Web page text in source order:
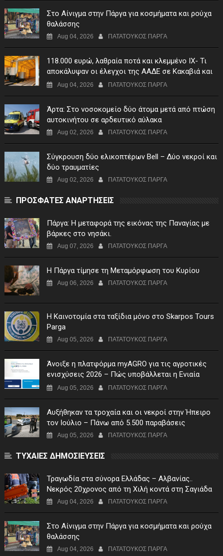
Στο Αίνιγμα στην Πάργα για κοσμήματα και ρούχα
θαλάσσης
Aug 04, 2026 ΠΑΤΑΤΟΥΚΟΣ ΠΑΡΓΑ
118.000 ευρώ, λαθραία ποτά και κλεμμένο ΙΧ- Τι
αποκάλυψαν οι έλεγχοι της ΑΑΔΕ σε Κακαβιά και
Μαυρομάτι
Aug 04, 2026 ΠΑΤΑΤΟΥΚΟΣ ΠΑΡΓΑ
Άρτα: Στο νοσοκομείο δύο άτομα μετά από πτώση
αυτοκινήτου σε αρδευτικό αύλακα
Aug 02, 2026 ΠΑΤΑΤΟΥΚΟΣ ΠΑΡΓΑ
Σύγκρουση δύο ελικοπτέρων Bell – Δύο νεκροί και
δύο τραυματίες
Aug 02, 2026 ΠΑΤΑΤΟΥΚΟΣ ΠΑΡΓΑ
ΠΡΟΣΦΑΤΕΣ ΑΝΑΡΤΗΣΕΙΣ
Πάργα: Η μεταφορά της εικόνας της Παναγίας με
βάρκες στο νησάκι.
Aug 07, 2026 ΠΑΤΑΤΟΥΚΟΣ ΠΑΡΓΑ
Η Πάργα τίμησε τη Μεταμόρφωση του Κυρίου
Aug 06, 2026 ΠΑΤΑΤΟΥΚΟΣ ΠΑΡΓΑ
Η Καινοτομία στα ταξίδια μόνο στο Skarpos Tours
Parga
Aug 05, 2026 ΠΑΤΑΤΟΥΚΟΣ ΠΑΡΓΑ
Άνοιξε η πλατφόρμα myAGRO για τις αγροτικές
ενισχύσεις 2026 – Πώς υποβάλλεται η Ενιαία
Αίτηση Ενίσχυσης
Aug 05, 2026 ΠΑΤΑΤΟΥΚΟΣ ΠΑΡΓΑ
Αυξήθηκαν τα τροχαία και οι νεκροί στην Ήπειρο
τον Ιούλιο – Πάνω από 5.500 παραβάσεις
Aug 05, 2026 ΠΑΤΑΤΟΥΚΟΣ ΠΑΡΓΑ
ΤΥΧΑΙΕΣ ΔΗΜΟΣΙΕΥΣΕΙΣ
Τραγωδία στα σύνορα Ελλάδας – Αλβανίας..
Νεκρός 20χρονος από τη Χιλή κοντά στη Σαγιάδα
Aug 04, 2026 ΠΑΤΑΤΟΥΚΟΣ ΠΑΡΓΑ
Στο Αίνιγμα στην Πάργα για κοσμήματα και ρούχα
θαλάσσης
Aug 04, 2026 ΠΑΤΑΤΟΥΚΟΣ ΠΑΡΓΑ